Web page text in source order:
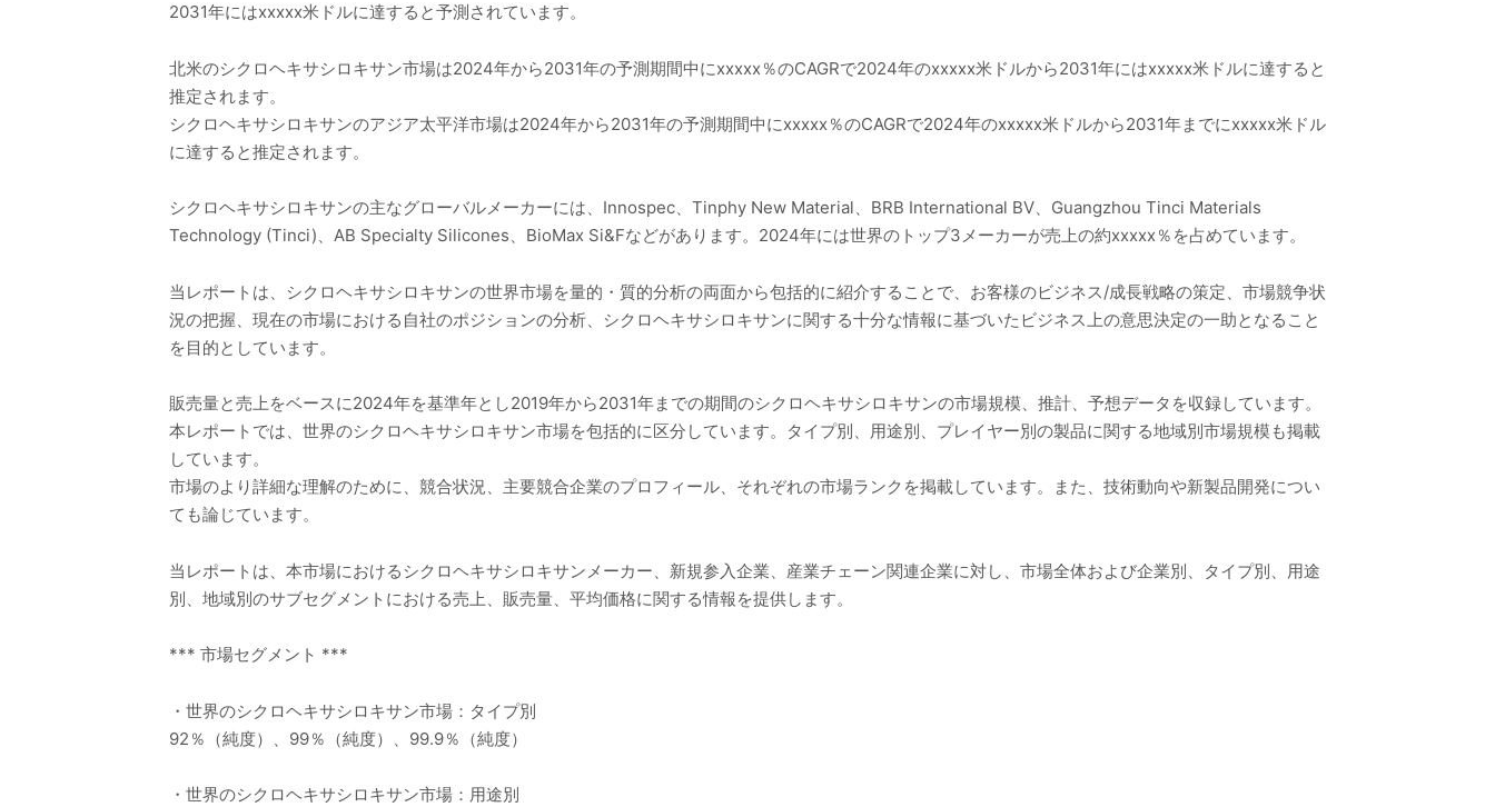
2031年にはxxxxx米ドルに達すると予測されています。
北米のシクロヘキサシロキサン市場は2024年から2031年の予測期間中にxxxxx％のCAGRで2024年のxxxxx米ドルから2031年にはxxxxx米ドルに達すると
推定されます。
シクロヘキサシロキサンのアジア太平洋市場は2024年から2031年の予測期間中にxxxxx％のCAGRで2024年のxxxxx米ドルから2031年までにxxxxx米ドル
に達すると推定されます。
シクロヘキサシロキサンの主なグローバルメーカーには、Innospec、Tinphy New Material、BRB International BV、Guangzhou Tinci Materials
Technology (Tinci)、AB Specialty Silicones、BioMax Si&Fなどがあります。2024年には世界のトップ3メーカーが売上の約xxxxx％を占めています。
当レポートは、シクロヘキサシロキサンの世界市場を量的・質的分析の両面から包括的に紹介することで、お客様のビジネス/成長戦略の策定、市場競争状
況の把握、現在の市場における自社のポジションの分析、シクロヘキサシロキサンに関する十分な情報に基づいたビジネス上の意思決定の一助となること
を目的としています。
販売量と売上をベースに2024年を基準年とし2019年から2031年までの期間のシクロヘキサシロキサンの市場規模、推計、予想データを収録しています。
本レポートでは、世界のシクロヘキサシロキサン市場を包括的に区分しています。タイプ別、用途別、プレイヤー別の製品に関する地域別市場規模も掲載
しています。
市場のより詳細な理解のために、競合状況、主要競合企業のプロフィール、それぞれの市場ランクを掲載しています。また、技術動向や新製品開発につい
ても論じています。
当レポートは、本市場におけるシクロヘキサシロキサンメーカー、新規参入企業、産業チェーン関連企業に対し、市場全体および企業別、タイプ別、用途
別、地域別のサブセグメントにおける売上、販売量、平均価格に関する情報を提供します。
*** 市場セグメント ***
・世界のシクロヘキサシロキサン市場：タイプ別
92％（純度）、99％（純度）、99.9％（純度）
・世界のシクロヘキサシロキサン市場：用途別